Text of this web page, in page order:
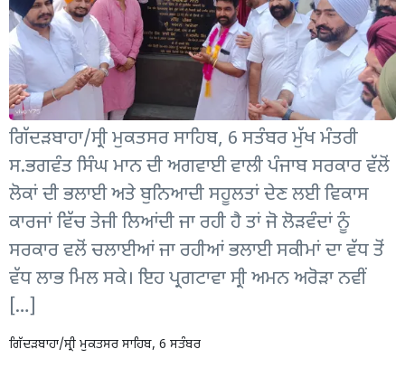
ਗਿੱਦੜਬਾਹਾ/ਸ੍ਰੀ ਮੁਕਤਸਰ ਸਾਹਿਬ, 6 ਸਤੰਬਰ ਮੁੱਖ ਮੰਤਰੀ
ਸ.ਭਗਵੰਤ ਸਿੰਘ ਮਾਨ ਦੀ ਅਗਵਾਈ ਵਾਲੀ ਪੰਜਾਬ ਸਰਕਾਰ ਵੱਲੋਂ
ਲੋਕਾਂ ਦੀ ਭਲਾਈ ਅਤੇ ਬੁਨਿਆਦੀ ਸਹੂਲਤਾਂ ਦੇਣ ਲਈ ਵਿਕਾਸ
ਕਾਰਜਾਂ ਵਿੱਚ ਤੇਜੀ ਲਿਆਂਦੀ ਜਾ ਰਹੀ ਹੈ ਤਾਂ ਜੋ ਲੋੜਵੰਦਾਂ ਨੂੰ
ਸਰਕਾਰ ਵਲੋਂ ਚਲਾਈਆਂ ਜਾ ਰਹੀਆਂ ਭਲਾਈ ਸਕੀਮਾਂ ਦਾ ਵੱਧ ਤੋਂ
ਵੱਧ ਲਾਭ ਮਿਲ ਸਕੇ। ਇਹ ਪ੍ਰਗਟਾਵਾ ਸ੍ਰੀ ਅਮਨ ਅਰੋੜਾ ਨਵੀਂ
[…]
ਗਿੱਦੜਬਾਹਾ/ਸ੍ਰੀ ਮੁਕਤਸਰ ਸਾਹਿਬ, 6 ਸਤੰਬਰ